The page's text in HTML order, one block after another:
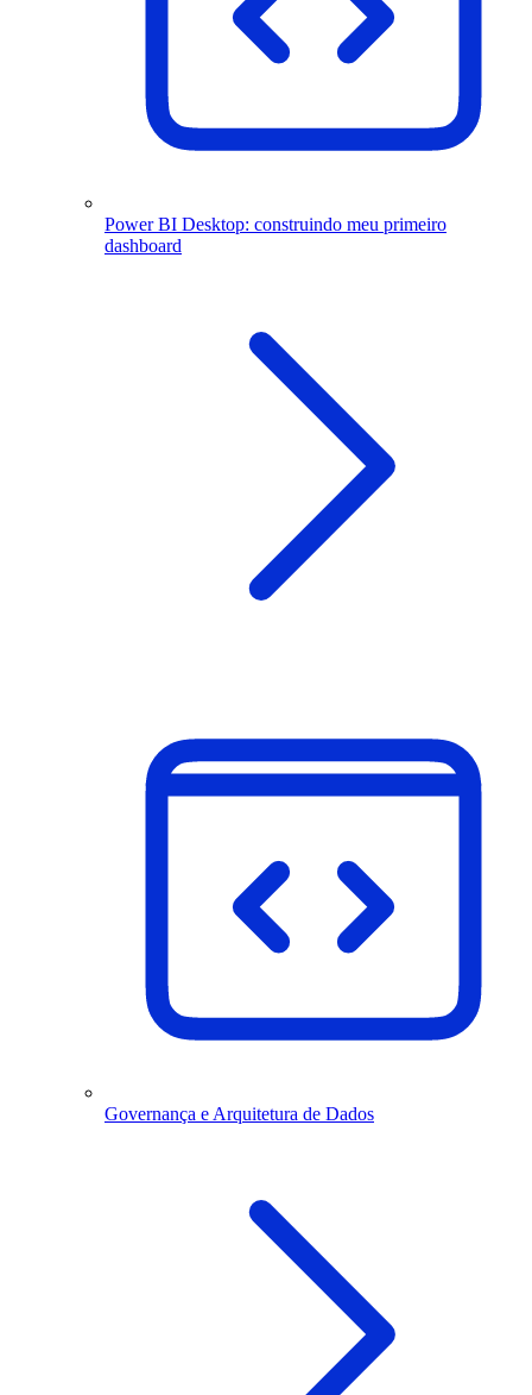
Power BI Desktop: construindo meu primeiro
dashboard
Governança e Arquitetura de Dados